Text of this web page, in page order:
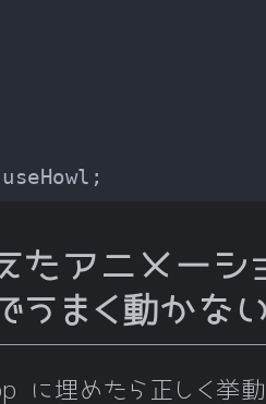
たアニメーシ
まく動かな
埋めたら正しく挙動